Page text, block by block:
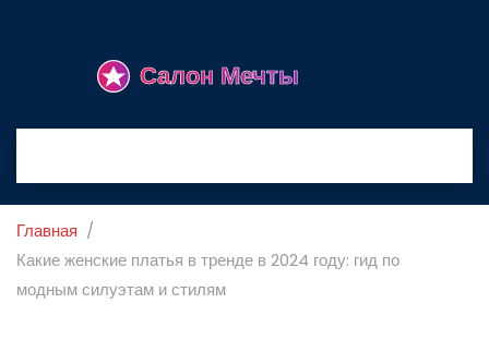
Главная
Какие женские платья в тренде в 2024 году: гид по
модным силуэтам и стилям